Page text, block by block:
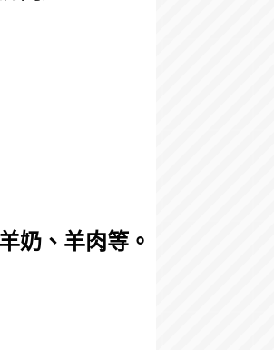
奶、羊肉等。